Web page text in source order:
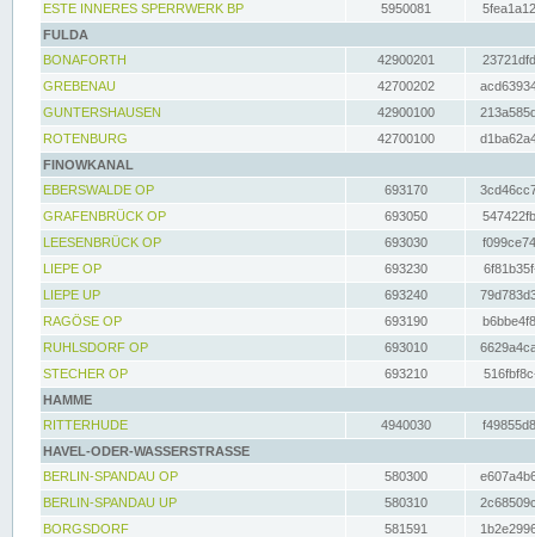
ESTE INNERES SPERRWERK BP
5950081
FULDA
BONAFORTH
42900201
GREBENAU
42700202
GUNTERSHAUSEN
42900100
ROTENBURG
42700100
FINOWKANAL
EBERSWALDE OP
693170
GRAFENBRÜCK OP
693050
LEESENBRÜCK OP
693030
LIEPE OP
693230
LIEPE UP
693240
RAGÖSE OP
693190
RUHLSDORF OP
693010
STECHER OP
693210
HAMME
RITTERHUDE
4940030
HAVEL-ODER-WASSERSTRASSE
BERLIN-SPANDAU OP
580300
BERLIN-SPANDAU UP
580310
BORGSDORF
581591